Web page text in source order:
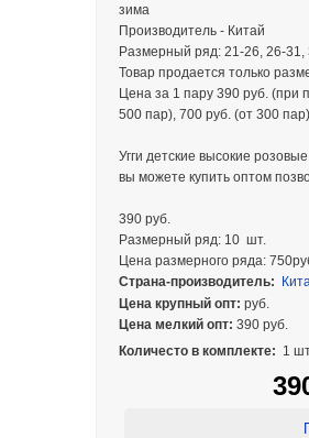
зима
Производитель - Китай
Размерный ряд: 21-26, 26-31,
Товар продается только
Цена за 1 пару 390 руб. (при
500 пар), 700 руб. (от 300
Угги детские высокие
вы можете купить оптом
390 руб.
Размерный ряд: 10 шт.
Цена размерного ряда:
Страна-производитель:
Цена крупный опт: руб.
Цена мелкий опт: 390 руб.
Количесто в комплекте: 1